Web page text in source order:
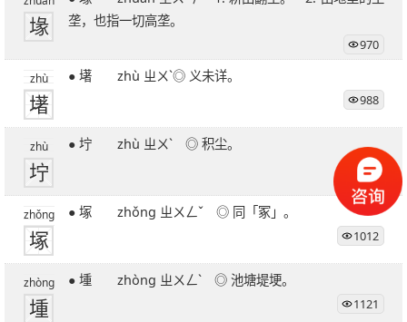
堟
垄，也指一切高垄。
970
zhù
墸
● 墸 zhù ㄓㄨˋ◎ 义未详。
988
zhù
坾
● 坾 zhù ㄓㄨˋ ◎ 积尘。
970
zhǒng
塚
● 塚 zhǒng ㄓㄨㄥˇ ◎ 同「冢」。
1012
zhòng
堹
● 堹 zhòng ㄓㄨㄥˋ ◎ 池塘堤埂。
1121